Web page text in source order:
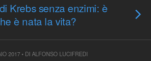
Krebs senza enzimi: è
è nata la vita?
2017 • DI ALFONSO LUCIFREDI